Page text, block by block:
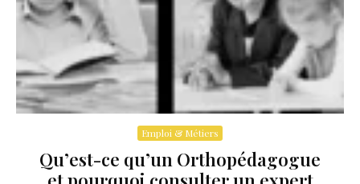
Emploi & Métiers
Qu’est-ce qu’un Orthopédagogue